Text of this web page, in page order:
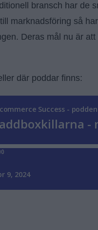
bransch har de
marknadsföring så
Deras mål nu är
där poddar finns: